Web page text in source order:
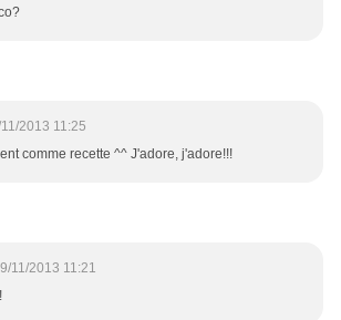
2013 11:25
comme recette ^^ J'adore, j'adore!!!
11/2013 11:21